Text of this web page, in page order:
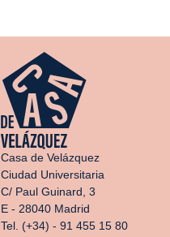
Casa de Velázquez
Ciudad Universitaria
C/ Paul Guinard, 3
E - 28040 Madrid
Tel. (+34) - 91 455 15 80